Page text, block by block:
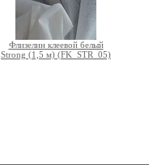
Флизелин клеевой белый
Strong (1,5 м) (FK_STR_05)